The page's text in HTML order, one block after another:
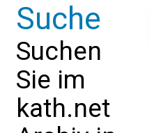
Suche
Suchen
Sie im
kath.net